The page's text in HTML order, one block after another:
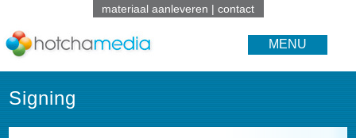
materiaal aanleveren | contact
MENU
Signing